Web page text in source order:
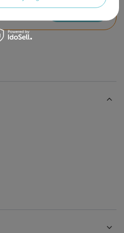
publikując
Zadaj pytanie